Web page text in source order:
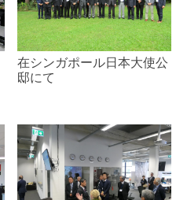
在シンガポール日本大使公
邸にて